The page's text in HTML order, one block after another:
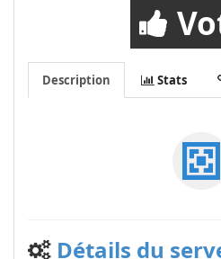
Description Stats
Détails du